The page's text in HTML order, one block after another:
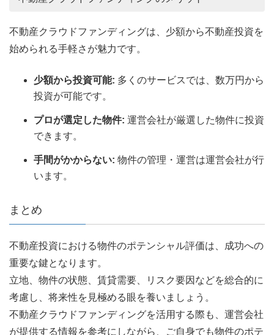
不動産クラウドファンディングは、少額から不動産投資を
始められる手軽さが魅力です。
少額から投資可能: 多くのサービスでは、数万円から
投資が可能です。
プロが選定した物件: 運営会社が厳選した物件に投資
できます。
手間がかからない: 物件の管理・運営は運営会社が行
います。
まとめ
不動産投資における物件のポテンシャル評価は、成功への
重要な鍵となります。
立地、物件の状態、賃貸需要、リスク要因などを総合的に
考慮し、将来性を見極める眼を養いましょう。
不動産クラウドファンディングを活用する際も、運営会社
が提供する情報を参考にしながら、ご自身でも物件のポテ